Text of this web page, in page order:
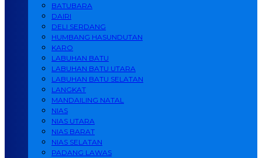
BATUBARA
DAIRI
DELI SERDANG
HUMBANG HASUNDUTAN
KARO
LABUHAN BATU
LABUHAN BATU UTARA
LABUHAN BATU SELATAN
LANGKAT
MANDAILING NATAL
NIAS
NIAS UTARA
NIAS BARAT
NIAS SELATAN
PADANG LAWAS